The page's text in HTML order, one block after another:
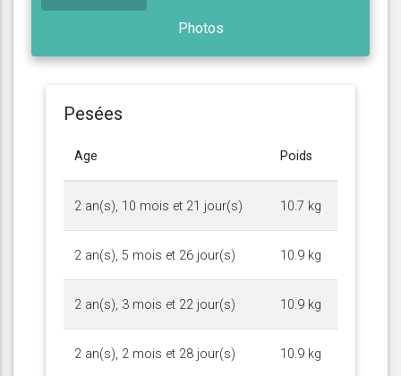
Photos
Pesées
Age Poids
2 an(s), 10 mois et 21 jour(s) 10.7 kg
2 an(s), 5 mois et 26 jour(s) 10.9 kg
2 an(s), 3 mois et 22 jour(s) 10.9 kg
2 an(s), 2 mois et 28 jour(s) 10.9 kg